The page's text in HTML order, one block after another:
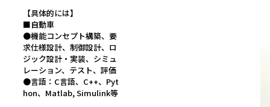
【具体的には】
■自動車
●機能コンセプト構築、要
求仕様設計、制御設計、ロ
ジック設計・実装、シミュ
レーション、テスト、評価
●言語：C言語、C++、Pyt
hon、Matlab, Simulink等